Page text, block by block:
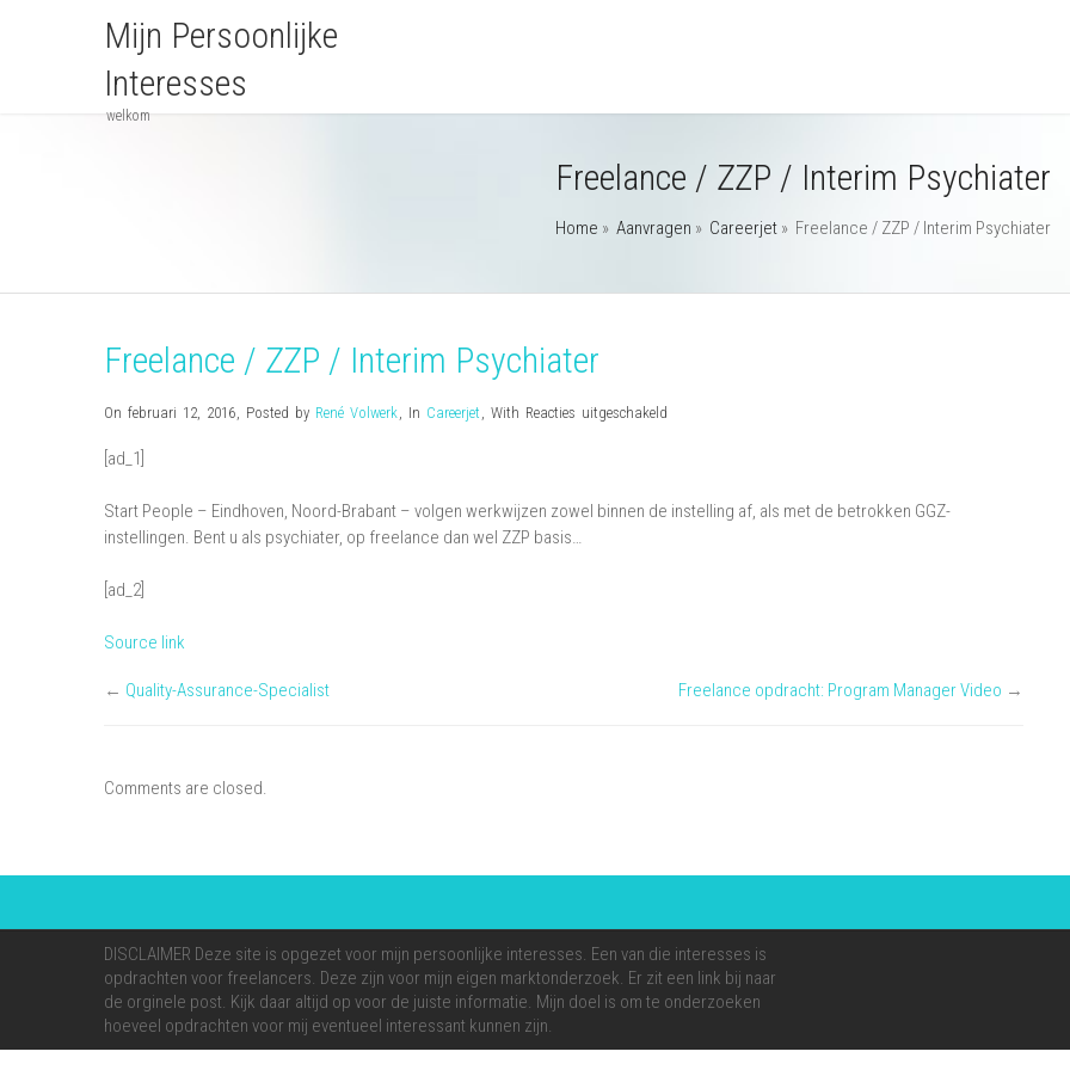
Mijn Persoonlijke
Interesses
welkom
Freelance / ZZP / Interim Psychiater
Home » Aanvragen » Careerjet» Freelance / ZZP / Interim Psychiater
Freelance / ZZP / Interim Psychiater
On februari 12, 2016, Posted by René Volwerk, In Careerjet , With Reacties uitgeschakeld
ZZP
[ad_1]
Start People – Eindhoven, Noord-Brabant – volgen werkwijzen zowel binnen de instelling af, als met de betrokken GGZ-
instellingen. Bent u als psychiater, op freelance dan wel ZZP basis…
[ad_2]
Source link
← Quality-Assurance-Specialist Freelance opdracht: Program Manager Video →
Comments are closed.
DISCLAIMER Deze site is opgezet voor mijn persoonlijke interesses. Een van die interesses is
opdrachten voor freelancers. Deze zijn voor mijn eigen marktonderzoek. Er zit een link bij naar
de orginele post. Kijk daar altijd op voor de juiste informatie. Mijn doel is om te onderzoeken
hoeveel opdrachten voor mij eventueel interessant kunnen zijn.